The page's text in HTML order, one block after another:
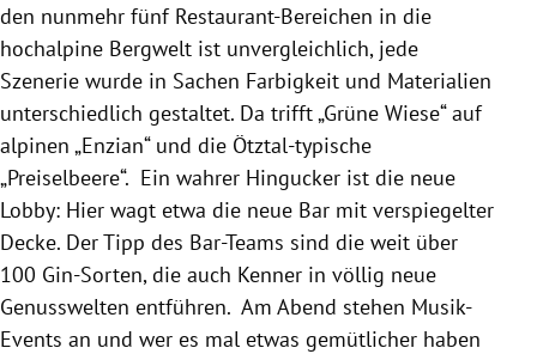
den nunmehr fünf Restaurant-Bereichen in die
hochalpine Bergwelt ist unvergleichlich, jede
Szenerie wurde in Sachen Farbigkeit und Materialien
unterschiedlich gestaltet. Da trifft „Grüne Wiese“ auf
alpinen „Enzian“ und die Ötztal-typische
„Preiselbeere“. Ein wahrer Hingucker ist die neue
Lobby: Hier wagt etwa die neue Bar mit verspiegelter
Decke. Der Tipp des Bar-Teams sind die weit über
100 Gin-Sorten, die auch Kenner in völlig neue
Genusswelten entführen. Am Abend stehen Musik-
Events an und wer es mal etwas gemütlicher haben